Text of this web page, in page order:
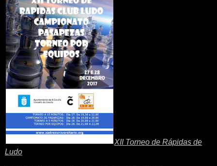
XII Torneo de Rápidas de
Ludo